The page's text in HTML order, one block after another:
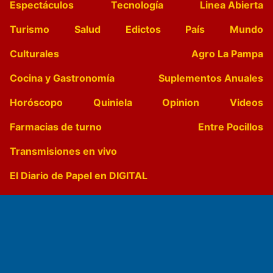
Espectáculos
Tecnología
Linea Abierta
Turismo
Salud Edictos País
Mundo
Culturales
Agro La Pampa
Cocina y Gastronomía
Suplementos Anuales
Horóscopo
Quiniela Opinion
Videos
Farmacias de turno
Entre Pocillos
Transmisiones en vivo
El Diario de Papel en DIGITAL